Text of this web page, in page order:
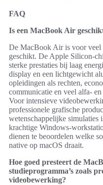
FAQ
Is een MacBook Air
De MacBook Air is voor veel
geschikt. De Apple Silicon-
sterke prestaties bij laag
display en een lichtgewicht
opleidingen als rechten,
communicatie en veel alfa-
Voor intensieve
professionele grafische
wetenschappelijke simulaties
krachtige Windows-
dienen te beoordelen welke
native op macOS draait.
Hoe goed presteert de
studieprogramma’s zoals
videobewerking?